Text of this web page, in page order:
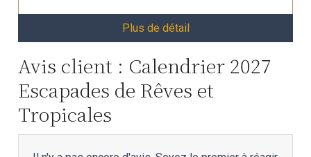
Plus de détail
Avis client : Calendrier 2027
Escapades de Rêves et
Tropicales